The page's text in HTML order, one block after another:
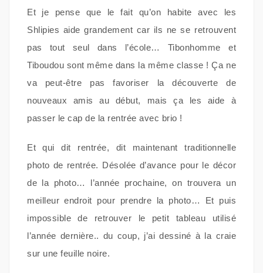
Et je pense que le fait qu’on habite avec les
Shlipies aide grandement car ils ne se retrouvent
pas tout seul dans l’école… Tibonhomme et
Tiboudou sont même dans la même classe ! Ça ne
va peut-être pas favoriser la découverte de
nouveaux amis au début, mais ça les aide à
passer le cap de la rentrée avec brio !
Et qui dit rentrée, dit maintenant traditionnelle
photo de rentrée. Désolée d’avance pour le décor
de la photo… l’année prochaine, on trouvera un
meilleur endroit pour prendre la photo… Et puis
impossible de retrouver le petit tableau utilisé
l’année dernière.. du coup, j’ai dessiné à la craie
sur une feuille noire.